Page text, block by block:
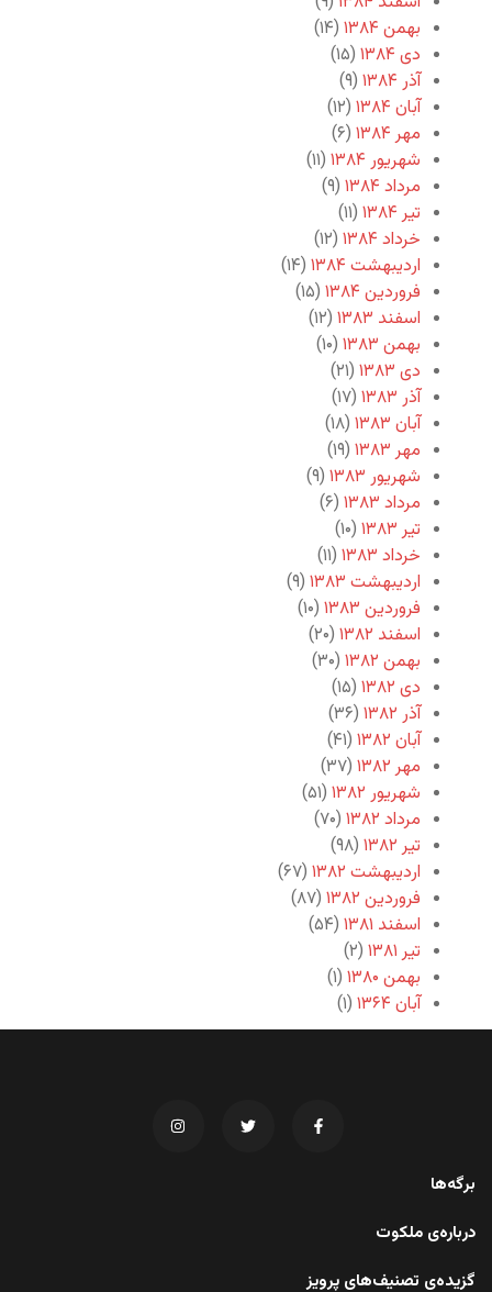
بهمن ۱۳۸۴
(۱۴)
دی ۱۳۸۴
(۱۵)
آذر ۱۳۸۴
(۹)
آبان ۱۳۸۴
(۱۲)
مهر ۱۳۸۴
(۶)
شهریور ۱۳۸۴
(۱۱)
مرداد ۱۳۸۴
(۹)
تیر ۱۳۸۴
(۱۱)
خرداد ۱۳۸۴
(۱۲)
اردیبهشت ۱۳۸۴
(۱۴)
فروردین ۱۳۸۴
(۱۵)
اسفند ۱۳۸۳
(۱۲)
بهمن ۱۳۸۳
(۱۰)
دی ۱۳۸۳
(۲۱)
آذر ۱۳۸۳
(۱۷)
آبان ۱۳۸۳
(۱۸)
مهر ۱۳۸۳
(۱۹)
شهریور ۱۳۸۳
(۹)
مرداد ۱۳۸۳
(۶)
تیر ۱۳۸۳
(۱۰)
خرداد ۱۳۸۳
(۱۱)
اردیبهشت ۱۳۸۳
(۹)
فروردین ۱۳۸۳
(۱۰)
اسفند ۱۳۸۲
(۲۰)
بهمن ۱۳۸۲
(۳۰)
دی ۱۳۸۲
(۱۵)
آذر ۱۳۸۲
(۳۶)
آبان ۱۳۸۲
(۴۱)
مهر ۱۳۸۲
(۳۷)
شهریور ۱۳۸۲
(۵۱)
مرداد ۱۳۸۲
(۷۰)
تیر ۱۳۸۲
(۹۸)
اردیبهشت ۱۳۸۲
(۶۷)
فروردین ۱۳۸۲
(۸۷)
اسفند ۱۳۸۱
(۵۴)
تیر ۱۳۸۱
(۲)
بهمن ۱۳۸۰
(۱)
آبان ۱۳۶۴
(۱)
برگه‌ها
درباره‌ی ملکوت
گزیده‌ی تصنیف‌های پرویز